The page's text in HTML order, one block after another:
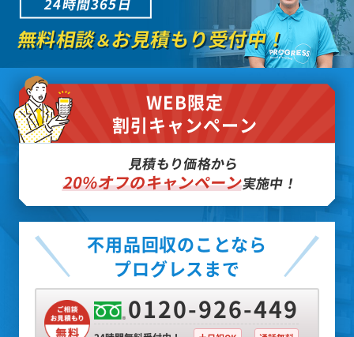
24時間365日
無料相談＆お見積もり受付中！
WEB限定
割引キャンペーン
見積もり価格から
20%オフのキャンペーン実施中！
不用品回収のことなら
プログレスまで
0120-926-449